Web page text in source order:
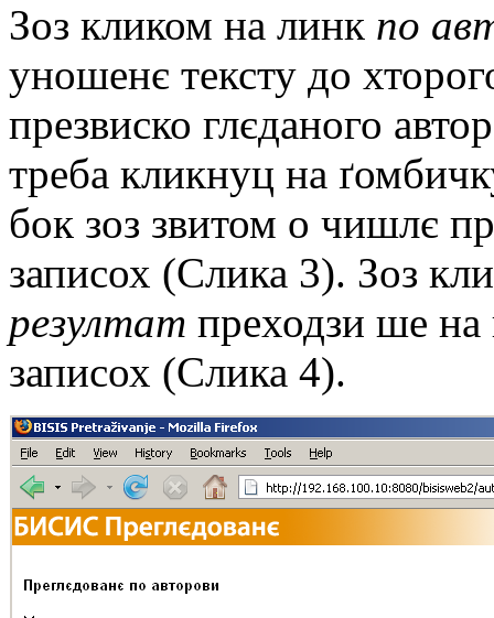
Зоз кликом на линк по
уношeнє тeксту до
прeзвиско глєданого
трeба кликнуц на
бок зоз звитом о чишлє
записох (Слика 3). Зоз
рeзултат прeходзи шe на
записох (Слика 4).